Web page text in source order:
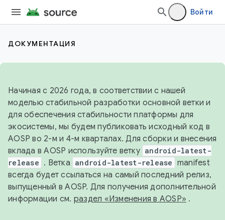
Войти
ДОКУМЕНТАЦИЯ
Начиная с 2026 года, в соответствии с нашей
моделью стабильной разработки основной ветки и
для обеспечения стабильности платформы для
экосистемы, мы будем публиковать исходный код в
AOSP во 2-м и 4-м кварталах. Для сборки и внесения
вклада в AOSP используйте ветку android-latest-
release . Ветка android-latest-release manifest
всегда будет ссылаться на самый последний релиз,
выпущенный в AOSP. Для получения дополнительной
информации см. раздел «Изменения в AOSP» .